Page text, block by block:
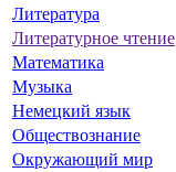
Литература
Литературное чтение
Математика
Музыка
Немецкий язык
Обществознание
Окружающий мир